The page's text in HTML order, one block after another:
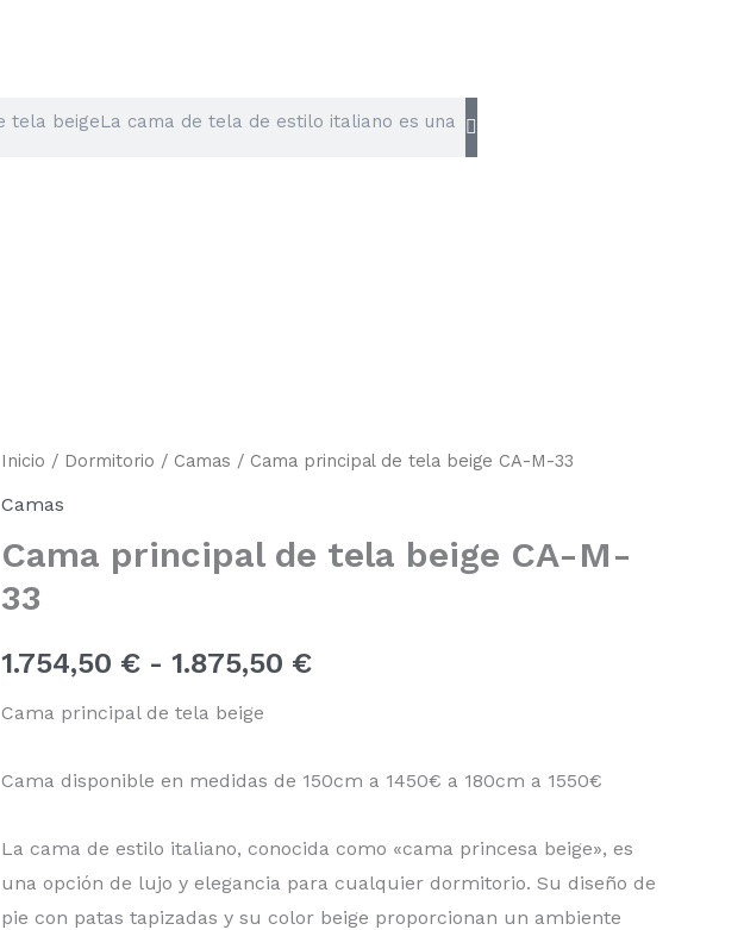
Inicio / Dormitorio / Camas / Cama principal de tela beige CA-M-33
Camas
Cama principal de tela beige CA-M-
33
1.754,50 € - 1.875,50 €
Rango
precios:
1.754,50 €
1.875,50 €
Cama principal de tela beige
Cama disponible en medidas de 150cm a 1450€ a 180cm a 1550€
La cama de estilo italiano, conocida como «cama princesa beige», es
una opción de lujo y elegancia para cualquier dormitorio. Su diseño de
pie con patas tapizadas y su color beige proporcionan un ambiente
Cama
de
beige
M-